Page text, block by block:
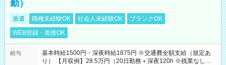
勤）
派遣 職種未経験OK 社会人未経験OK
ブランクOK
WEB登録・面接OK
給与
基本時給1500円・深夜時給1875円 ※交通費全額支給（規定あ
り） 【月収例】28.5万円（20日勤務＋深夜120h ※残業なしの場